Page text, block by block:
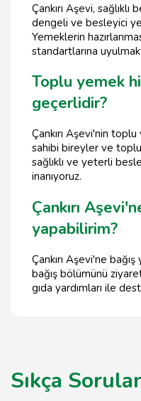
Çankırı Aşevi,
dengeli ve besleyici
Yemeklerin
standartlarına
Toplu yemek
geçerlidir?
Çankırı Aşevi'nin
sahibi bireyler ve
sağlıklı ve yeterli
inanıyoruz.
Çankırı
yapabilirim?
Çankırı Aşevi'ne
bağış bölümünü
gıda yardımları ile
Sıkça